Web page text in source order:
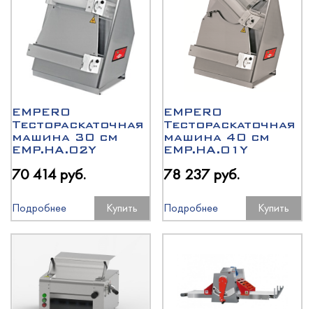
EMPERO
Тестораскаточная
машина 30 см
EMP.HA.02Y
70 414 руб.
Подробнее Купить
EMPERO
Тестораскаточная
машина 40 см
EMP.HA.01Y
78 237 руб.
Подробнее Купить